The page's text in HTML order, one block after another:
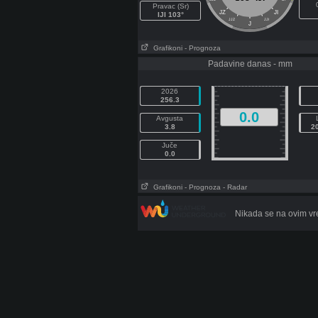
Pravac (Sr)
IJI 103°
JZ JI
JJZ JJI
J
Grafikoni - Prognoza
Padavine danas - mm
2026
256.3
Avgusta
3.8
Juče
0.0
0.0
Grafikoni - Prognoza - Radar
Nikada se na ovim